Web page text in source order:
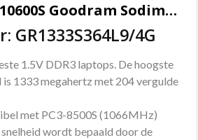
4GB 2Rx8 PC3-10600S Goodram Sodimm geheugen
GR1333S364L9/4G
1.5V DDR3 laptops. De hoogste
is 1333 megahertz met 204 vergulde
met PC3-8500S (1066MHz)
wordt bepaald door de